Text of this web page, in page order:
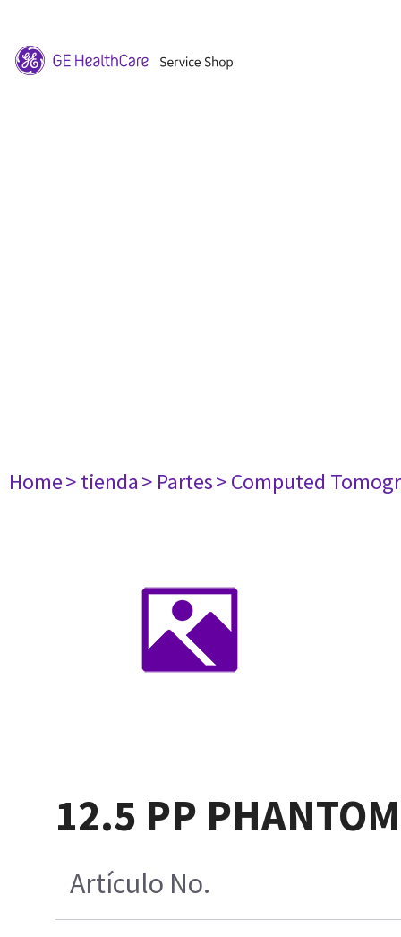
Home> tienda> Partes> Computed
12.5 PP
Artículo No.